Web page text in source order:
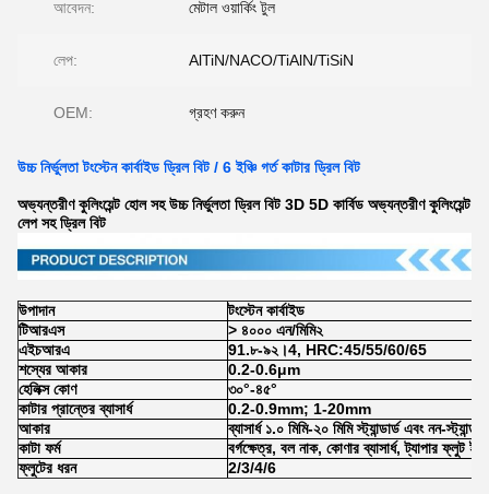
আবেদন: মেটাল ওয়ার্কিং টুল
লেপ: AlTiN/NACO/TiAlN/TiSiN
OEM: গ্রহণ করুন
উচ্চ নির্ভুলতা টংস্টেন কার্বাইড ড্রিল বিট / 6 ইঞ্চি গর্ত কাটার ড্রিল বিট
অভ্যন্তরীণ কুলিংয়েন্ট হোল সহ উচ্চ নির্ভুলতা ড্রিল বিট 3D 5D কার্বিড অভ্যন্তরীণ কুলিংয়েন্ট
লেপ সহ ড্রিল বিট
উপাদান
টংস্টেন কার্বাইড
টিআরএস
> ৪০০০ এন/মিমি২
এইচআরএ
91.৮-৯২।4, HRC:45/55/60/65
শস্যের আকার
0.2-0.6μm
হেলিক্স কোণ
৩০°-৪৫°
কাটার প্রান্তের ব্যাসার্ধ
0.2-0.9mm; 1-20mm
আকার
ব্যাসার্ধ ১.০ মিমি-২০ মিমি স্ট্যান্ডার্ড এবং নন-
কাটা ফর্ম
বর্গক্ষেত্র, বল নাক, কোণার ব্যাসার্ধ, ট্যাপার ফ্লুট
ফ্লুটের ধরন
2/3/4/6